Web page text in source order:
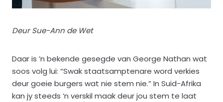
Deur Sue-Ann de Wet
Daar is ’n bekende gesegde van George Nathan wat
soos volg lui: “Swak staatsamptenare word verkies
deur goeie burgers wat nie stem nie.” In Suid-Afrika
kan jy steeds ’n verskil maak deur jou stem te laat